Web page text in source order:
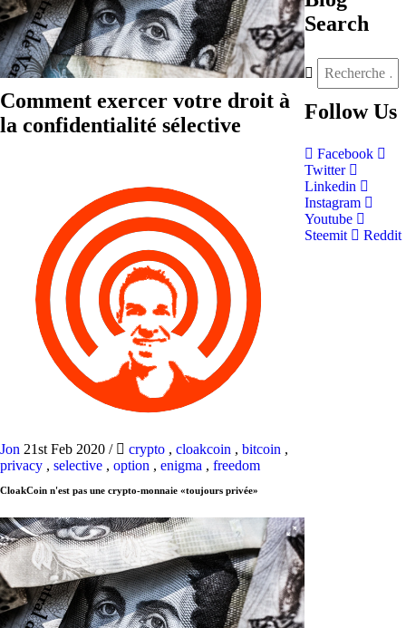
Comment exercer votre droit à
la confidentialité sélective
Jon 21st Feb 2020 / crypto , cloakcoin , bitcoin ,
privacy , selective , option , enigma , freedom
CloakCoin n'est pas une crypto-monnaie «toujours privée»
Search
Follow Us
Facebook
Twitter
Linkedin
Instagram
Youtube
Steemit
Reddit